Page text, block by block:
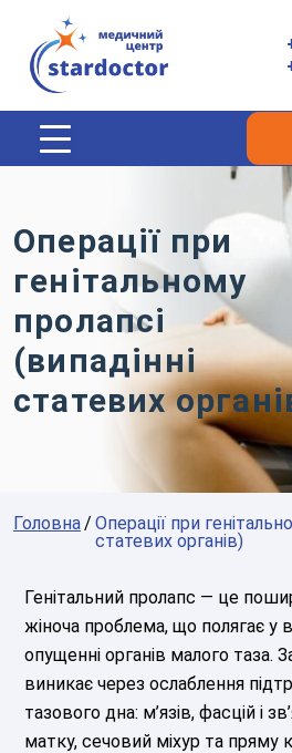
Головна
Операції при
генітальному
пролапсі
(випадінні
статевих
Головна
Операції при
статевих органів)
Генітальний пролапс — це
жіноча проблема, що полягає у
опущенні органів малого таза.
виникає через ослаблення
тазового дна: м’язів, фасцій і
матку, сечовий міхур та пряму